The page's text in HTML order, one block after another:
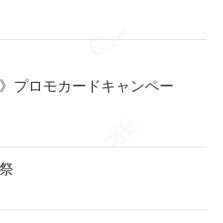
プロモカードキャンペー